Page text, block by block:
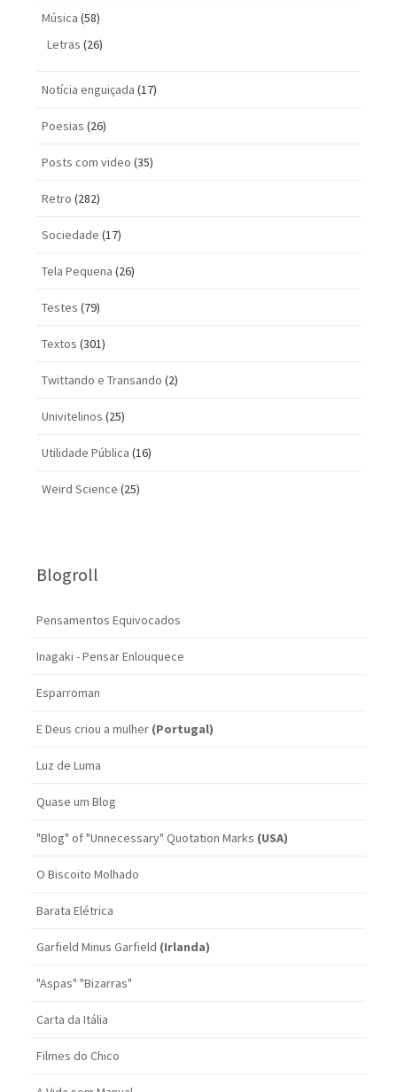
Música (58)
Letras (26)
Notícia enguiçada (17)
Poesias (26)
Posts com vi­deo (35)
Retro (282)
Sociedade (17)
Tela Pequena (26)
Testes (79)
Textos (301)
Twittando e Transando (2)
Univitelinos (25)
Utilidade Pública (16)
Weird Science (25)
Blogroll
Pensamentos Equivocados
Inagaki - Pensar Enlouquece
Esparroman
E Deus criou a mulher (Portugal)
Luz de Luma
Quase um Blog
"Blog" of "Unnecessary" Quotation Marks (USA)
O Biscoito Molhado
Barata Elétrica
Garfield Minus Garfield (Irlanda)
"Aspas" "Bizarras"
Carta da Itália
Filmes do Chico